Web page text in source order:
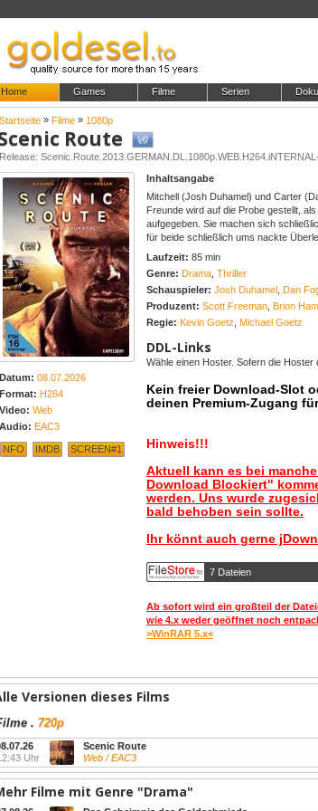
Home Games Filme Serien
Startseite » Filme » 1080p
Route
Release:
Datum: 08.07.2026
Format: H264
Video: Web
Audio: EAC3
NFO IMDB SCREEN#1
Inhaltsangabe
Mitchell (Josh Duhamel) und Carter
Freunde wird auf die Probe gestellt,
aufgegeben. Sie machen sich
für beide schließlich ums nackte
Laufzeit: 85 min
Genre: Drama Thriller
Schauspieler: Josh Duhamel Dan
Produzent: Scott Freeman Brion
Regie: Kevin Goetz Michael Goetz
DDL-Links
Wähle einen Hoster. Sofern die Hoster
Kein freier Download-Slot
deinen Premium-Zugang
Hinweis!!!
Aktuell kann es bei
Download Blockiert"
werden. Uns wurde
bald behoben sein sollte.
Ihr könnt auch gerne
7 Dateien
Ab sofort wird ein großteil der
wie 4.x weder geöffnet noch
>WinRAR 5.x<
Versionen dieses Films
. 720p
Uhr
Scenic Route
Web / EAC3
Filme mit Genre "Drama"